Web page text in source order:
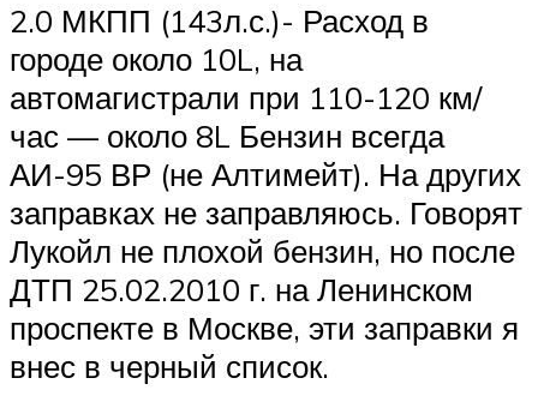
2.0 МКПП (143л.с.)- Расход в
городе около 10L, на
автомагистрали при 110-120 км/
час — около 8L Бензин всегда
АИ-95 ВР (не Алтимейт). На других
заправках не заправляюсь. Говорят
Лукойл не плохой бензин, но после
ДТП 25.02.2010 г. на Ленинском
проспекте в Москве, эти заправки я
внес в черный список.